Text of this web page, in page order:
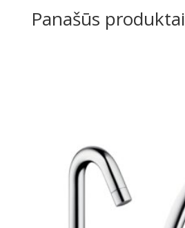
Panašūs produktai